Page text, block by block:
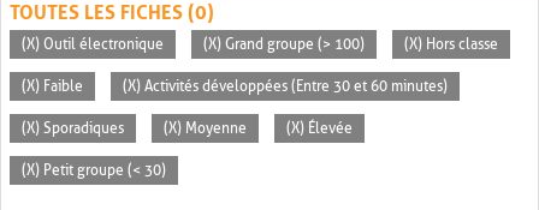
TOUTES LES FICHES (0)
(X) Outil électronique (X) Grand groupe (> 100) (X) Hors classe
(X) Faible (X) Activités développées (Entre 30 et 60 minutes)
(X) Sporadiques (X) Moyenne (X) Élevée
(X) Petit groupe (< 30)